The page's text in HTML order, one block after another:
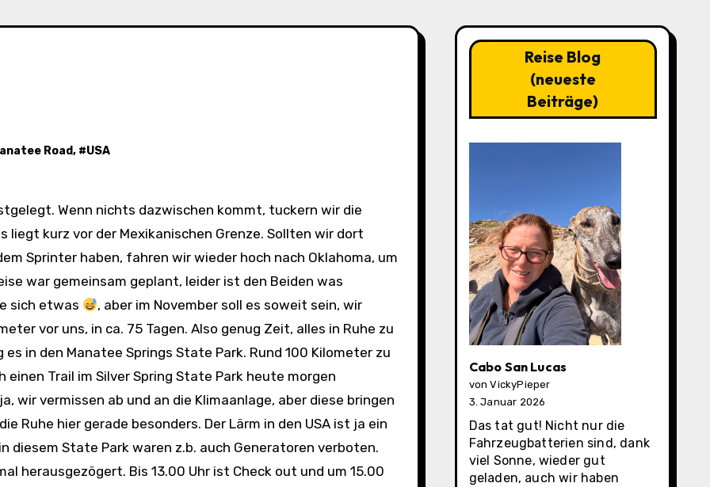
Road, #USA
liegt kurz vor der Mexikanischen Grenze. Sollten wir dort
Sprinter haben, fahren wir wieder hoch nach Oklahoma, um
war gemeinsam geplant, leider ist den Beiden was
sich etwas
, aber im November soll es soweit sein, wir
vor uns, in ca. 75 Tagen. Also genug Zeit, alles in Ruhe zu
in den Manatee Springs State Park. Rund 100 Kilometer zu
Trail im Silver Spring State Park heute morgen
wir vermissen ab und an die Klimaanlage, aber diese bringen
Ruhe hier gerade besonders. Der Lärm in den USA ist ja ein
diesem State Park waren z.b. auch Generatoren verboten.
herausgezögert. Bis 13.00 Uhr ist Check out und um 15.00
Reise Blog
(neueste
Beiträge)
Cabo San Lucas
von VickyPieper
3. Januar 2026
Das tat gut! Nicht nur die
Fahrzeugbatterien sind, dank
viel Sonne, wieder gut
geladen, auch wir haben